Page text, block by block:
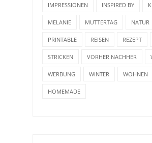
IMPRESSIONEN INSPIRED BY
MELANIE MUTTERTAG NATUR
PRINTABLE REISEN REZEPT
STRICKEN VORHER NACHHER
WERBUNG WINTER WOHNEN
HOMEMADE